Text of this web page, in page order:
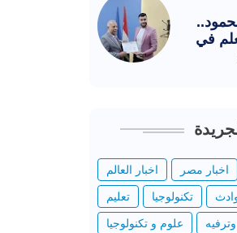
في
اخبار العالم اخبار مصر
تعليم تكنولوجيا
علوم و تكنولوجيا